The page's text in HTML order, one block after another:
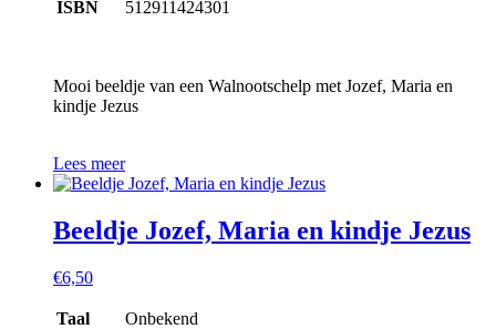
ISBN 512911424301
Mooi beeldje van een Walnootschelp met Jozef, Maria en
kindje Jezus
Lees meer
Beeldje Jozef, Maria en kindje Jezus
€6,50
Taal Onbekend